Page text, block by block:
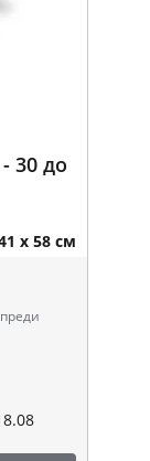
30 до
x 58 см